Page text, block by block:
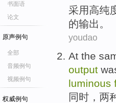
书面语
论文
原声例句
全部
音频例句
视频例句
权威例句
采用高纯
的输出 。
youdao
At the
output
luminous
同时 ，两